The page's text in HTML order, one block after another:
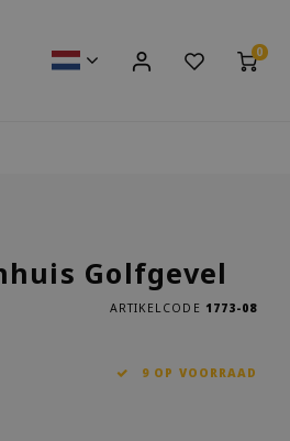
0
Golfgevel
ARTIKELCODE 1773-08
9 OP VOORRAAD